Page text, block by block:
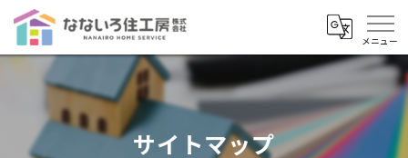
サイトマップ